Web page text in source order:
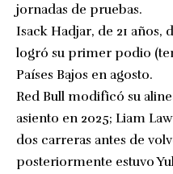
jornadas de pruebas.
Isack Hadjar, de 21 años,
logró su primer podio
Países Bajos en agosto.
Red Bull modificó su
asiento en 2025; Liam
dos carreras antes de
posteriormente estuvo